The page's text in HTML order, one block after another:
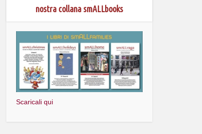
nostra collana smALLbooks
Scaricali qui